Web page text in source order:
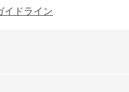
イドライン